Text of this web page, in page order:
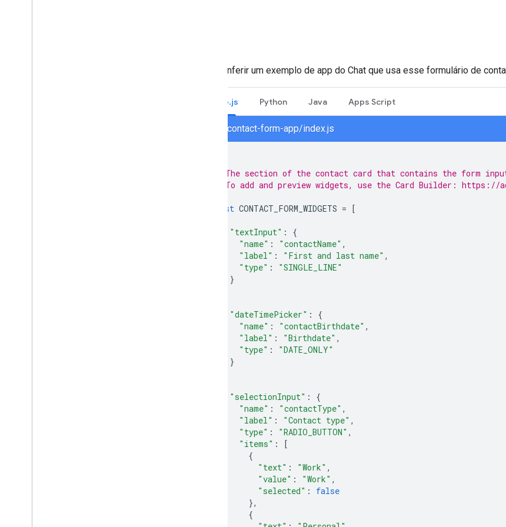
Para conferir um exemplo de app do Chat que usa esse formulário de
Node.js Python Java Apps Script
node/contact-form-app/index.js
* The section of the contact card that contains the form input
* To add and preview widgets, use the Card Builder: https://
const CONTACT_FORM_WIDGETS = [
"textInput" :
{
"name" : "contactName" ,
"label" : "First and last name" ,
"type" :
"SINGLE_LINE"
}
"dateTimePicker" :
{
"name" : "contactBirthdate" ,
"label" : "Birthdate" ,
"type" :
"DATE_ONLY"
}
"selectionInput" :
{
"name" : "contactType" ,
"label" : "Contact type" ,
"type" : "RADIO_BUTTON" ,
"items" :
[
{
"text" : "Work" ,
"value" : "Work" ,
"selected" :
false
},
{